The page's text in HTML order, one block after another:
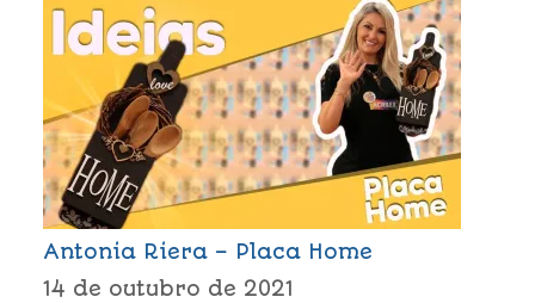
Antonia Riera – Placa Home
14 de outubro de 2021